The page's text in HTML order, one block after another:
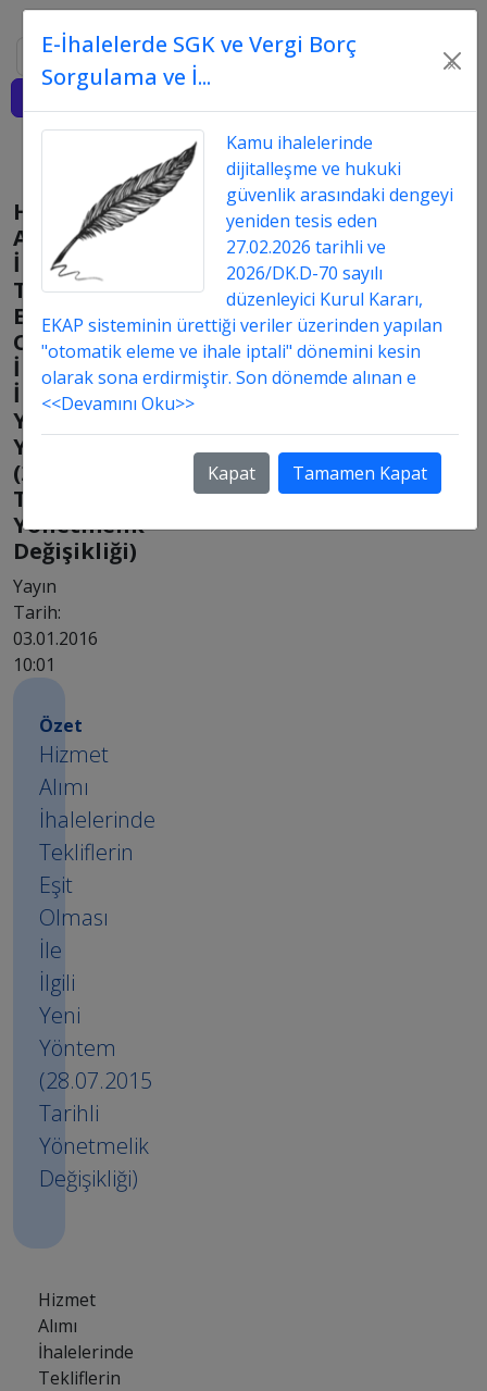
Ara
Hizmet
Alımı
İhalelerinde
Tekliflerin
Eşit
Olması
İle
İlgili
Yeni
Yöntem
(28.07.2015
Tarihli
Yönetmelik
Değişikliği)
Yayın
Tarih:
03.01.2016
10:01
Özet
Hizmet
Alımı
İhalelerinde
Tekliflerin
Eşit
Olması
İle
İlgili
Yeni
Yöntem
(28.07.2015
Tarihli
Yönetmelik
Değişikliği)
Hizmet
Alımı
İhalelerinde
Tekliflerin
E-İhalelerde SGK ve Vergi Borç
Sorgulama ve İ...
×
Kamu ihalelerinde
dijitalleşme ve hukuki
güvenlik arasındaki dengeyi
yeniden tesis eden
27.02.2026 tarihli ve
2026/DK.D-70 sayılı
düzenleyici Kurul Kararı,
EKAP sisteminin ürettiği veriler üzerinden yapılan
"otomatik eleme ve ihale iptali" dönemini kesin
olarak sona erdirmiştir. Son dönemde alınan e
<<Devamını Oku>>
Kapat Tamamen Kapat